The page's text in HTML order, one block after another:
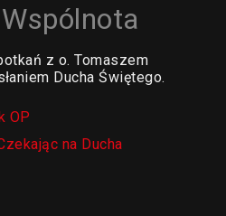
z o. Tomaszem
Ducha Świętego.
OP
na Ducha